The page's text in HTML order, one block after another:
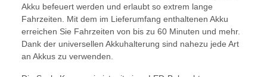
Akku befeuert werden und erlaubt so extrem lange
Fahrzeiten. Mit dem im Lieferumfang enthaltenen Akku
erreichen Sie Fahrzeiten von bis zu 60 Minuten und mehr.
Dank der universellen Akkuhalterung sind nahezu jede Art
an Akkus zu verwenden.